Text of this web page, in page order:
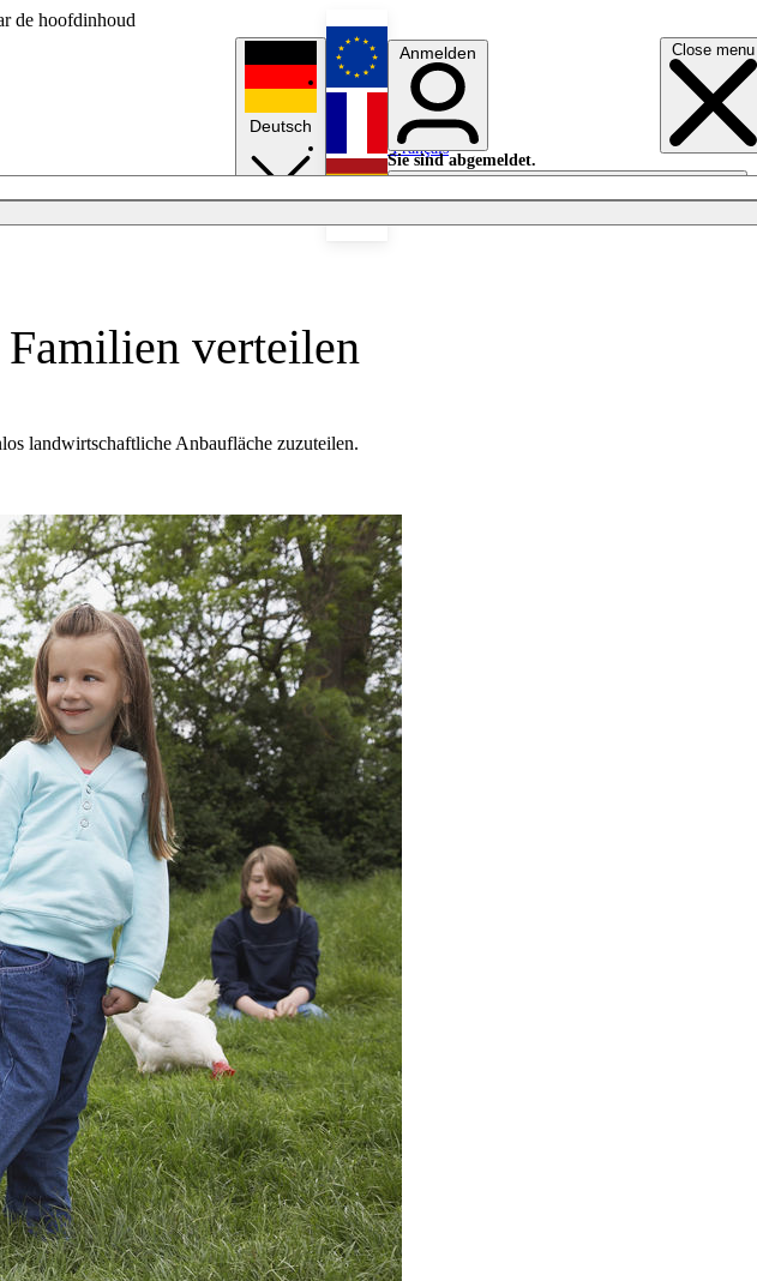
de hoofdinhoud
Close menu
Deutsch
English
Français
Anmelden
Sie sind abgemeldet.
Anmelden
Licht aus
verteilen
landwirtschaftliche Anbaufläche zuzuteilen.